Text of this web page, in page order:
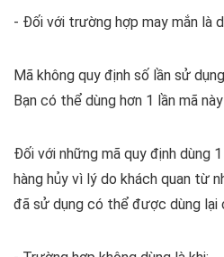
- Đối với trường hợp may mắn là
Mã không quy định số lần sử
Bạn có thể dùng hơn 1 lần mã
Đối với những mã quy định dùng
hàng hủy vì lý do khách quan từ
đã sử dụng có thể được dùng lại